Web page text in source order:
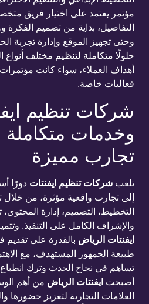
مؤتمر يعتمد على اختيار فريق
التفاصيل، بداية من تصميم الفكرة
وحتى تجهيز الموقع وإدارة تجربة
حلولًا متكاملة لتنظيم مختلف أنواع
أهداف العملاء، سواء كانت
فعاليات خاصة.
شركات تنظيم
وخدمات متكاملة
تجارب مميزة
تلعب شركات تنظيم ايفنتات دورًا
إلى تجارب واقعية مؤثرة، من
التخطيط، التصميم، إدارة المحتوى،
والإشراف الكامل على التنفيذ.
ايفنتات الرياض بالقدرة على تقديم
طبيعة الجمهور المستهدف، مع
تساهم في نجاح الحدث وترك
أصبحت ايفنتات الرياض من أهم
العلامات التجارية لتعزيز حضورها